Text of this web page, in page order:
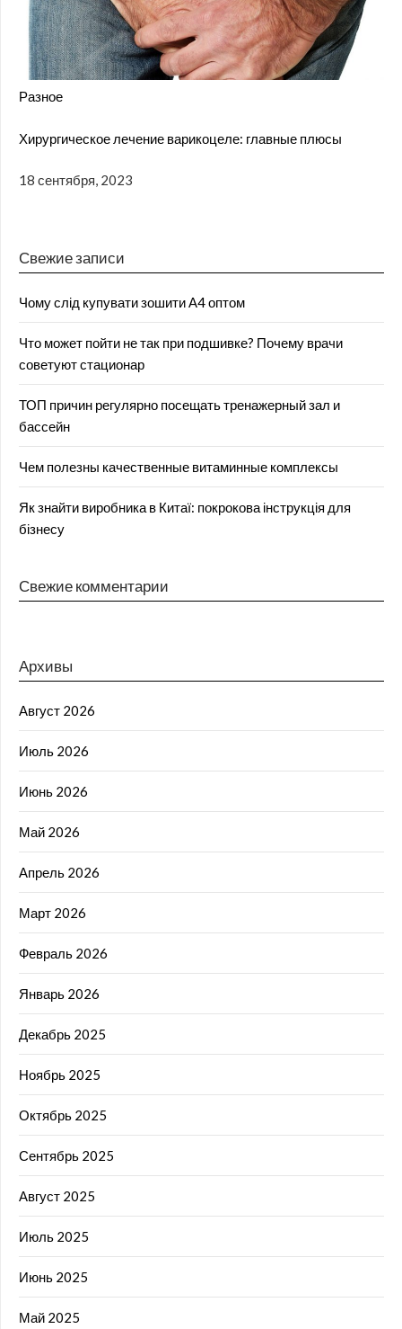
Разное
Хирургическое лечение варикоцеле: главные плюсы
18 сентября, 2023
Свежие записи
Чому слід купувати зошити А4 оптом
Что может пойти не так при подшивке? Почему врачи
советуют стационар
ТОП причин регулярно посещать тренажерный зал и
бассейн
Чем полезны качественные витаминные комплексы
Як знайти виробника в Китаї: покрокова інструкція для
бізнесу
Свежие комментарии
Архивы
Август 2026
Июль 2026
Июнь 2026
Май 2026
Апрель 2026
Март 2026
Февраль 2026
Январь 2026
Декабрь 2025
Ноябрь 2025
Октябрь 2025
Сентябрь 2025
Август 2025
Июль 2025
Июнь 2025
Май 2025